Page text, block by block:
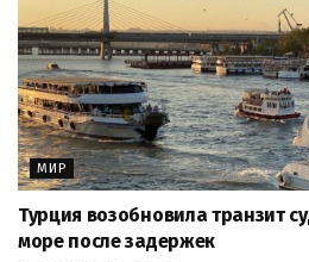
МИР
Турция возобновила транзит
море после задержек